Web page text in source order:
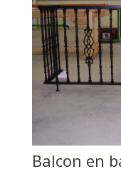
Balcon en